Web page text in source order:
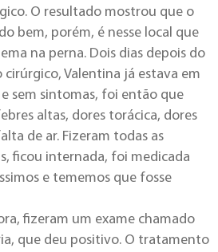
O resultado mostrou que o
bem, porém, é nesse local que
na perna. Dois dias depois do
Valentina já estava em
sem sintomas, foi então que
altas, dores torácica, dores
de ar. Fizeram todas as
ficou internada, foi medicada
e tememos que fosse
fizeram um exame chamado
que deu positivo. O tratamento